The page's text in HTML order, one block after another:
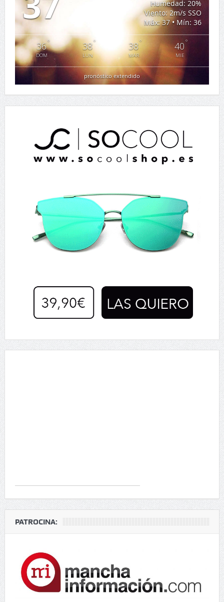
Humedad: 20%
Viento: 2m/s SSO
Máx: 37 • Mín: 36
36°
DOM
38°
LUN
38°
MAR
40°
MIE
pronóstico extendido
PATROCINA: